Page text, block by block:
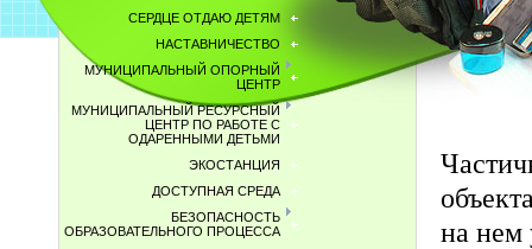
СЕРДЦЕ ОТДАЮ ДЕТЯМ
НАСТАВНИЧЕСТВО
МУНИЦИПАЛЬНЫЙ ОПОРНЫЙ
ЦЕНТР
МУНИЦИПАЛЬНЫЙ РЕСУРСНЫЙ
ЦЕНТР ПО РАБОТЕ С
ОДАРЕННЫМИ ДЕТЬМИ
ЭКОСТАНЦИЯ
ДОСТУПНАЯ СРЕДА
БЕЗОПАСНОСТЬ
ОБРАЗОВАТЕЛЬНОГО ПРОЦЕССА
на нем